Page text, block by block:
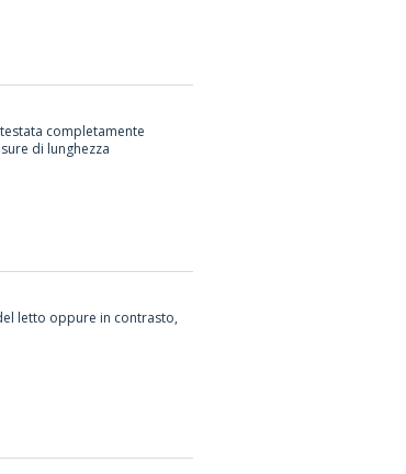
completamente
di lunghezza
letto oppure in contrasto,